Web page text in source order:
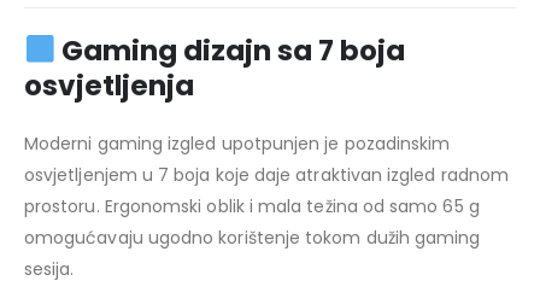
Gaming dizajn sa 7 boja
osvjetljenja
Moderni gaming izgled upotpunjen je pozadinskim
osvjetljenjem u 7 boja koje daje atraktivan izgled radnom
prostoru. Ergonomski oblik i mala težina od samo 65 g
omogućavaju ugodno korištenje tokom dužih gaming
sesija.